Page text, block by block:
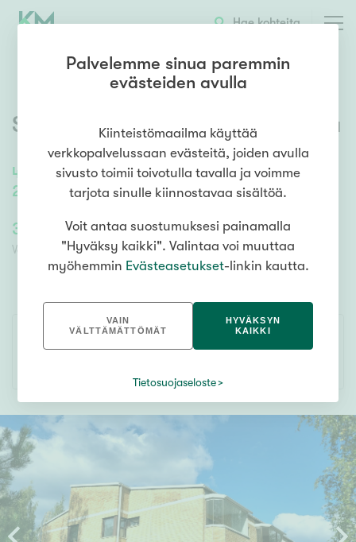
Hae kohteita
49,5 m²/49,5m²
2h, kk, kph/wc, vh, lasitettu parveke
Savonkatu 29,Keskusta, Kouvola
39 000,00 €
Velaton lähtöhinta
39 000,00 €
Lähtöhinta ilman velkaosuutta
SEURAA KOHDETTA
Palvelemme sinua paremmin
evästeiden avulla
Kiinteistömaailma käyttää
verkkopalvelussaan evästeitä, joiden avulla
sivusto toimii toivotulla tavalla ja voimme
tarjota sinulle kiinnostavaa sisältöä.
Voit antaa suostumuksesi painamalla
"Hyväksy kaikki". Valintaa voi muuttaa
myöhemmin Evästeasetukset-linkin kautta.
VAIN
VÄLTTÄMÄTTÖMÄT
HYVÄKSYN
KAIKKI
Tietosuojaseloste